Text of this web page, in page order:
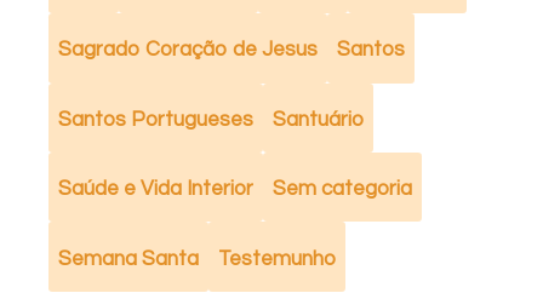
Sagrado Coração de Jesus Santos
Santos Portugueses Santuário
Saúde e Vida Interior Sem categoria
Semana Santa Testemunho